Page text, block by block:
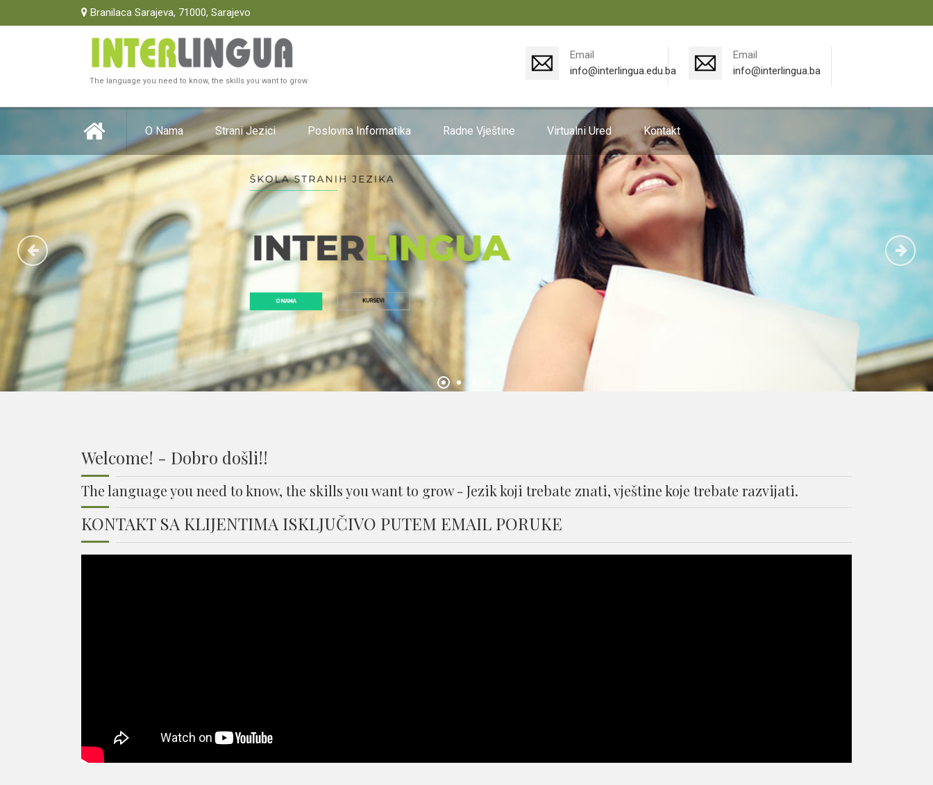
Branilaca Sarajeva, 71000, Sarajevo
The language you need to know, the skills you want to grow
Email
info@interlingua.edu.ba
Email
info@interlingua.ba
O Nama Strani Jezici Poslovna Informatika Radne Vještine Virtualni Ured Kontakt
Welcome! - Dobro došli!!
The language you need to know, the skills you want to grow - Jezik koji trebate znati, vještine koje trebate razvijati.
KONTAKT SA KLIJENTIMA ISKLJUČIVO PUTEM EMAIL PORUKE